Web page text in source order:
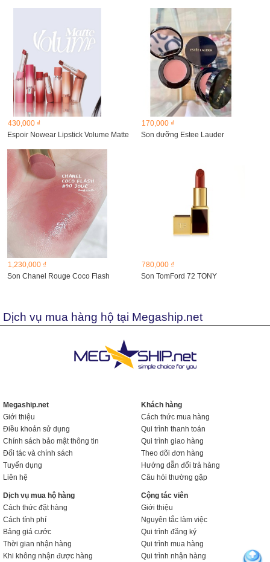
430,000 ₫
Espoir Nowear Lipstick Volume Matte
170,000 ₫
Son dưỡng Estee Lauder
1,230,000 ₫
Son Chanel Rouge Coco Flash
780,000 ₫
Son TomFord 72 TONY
Dịch vụ mua hàng hộ tại Megaship.net
Megaship.net
Giới thiệu
Điều khoản sử dụng
Chính sách bảo mật thông tin
Đối tác và chính sách
Tuyển dụng
Liên hệ
Khách hàng
Cách thức mua hàng
Qui trình thanh toán
Qui trình giao hàng
Theo dõi đơn hàng
Hướng dẫn đổi trả hàng
Câu hỏi thường gặp
Dịch vụ mua hộ hàng
Cách thức đặt hàng
Cách tính phí
Bảng giá cước
Thời gian nhận hàng
Khi không nhận được hàng
Cộng tác viên
Giới thiệu
Nguyên tắc làm việc
Qui trình đăng ký
Qui trình mua hàng
Qui trình nhận hàng